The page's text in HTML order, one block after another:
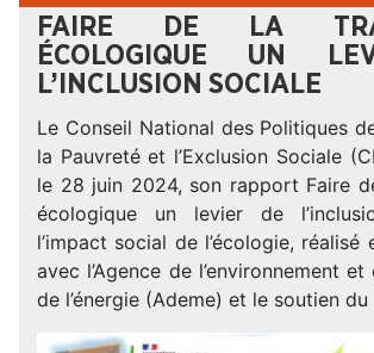
FAIRE DE LA
ÉCOLOGIQUE UN
L’INCLUSION SOCIALE
Le Conseil National des Politiques
la Pauvreté et l’Exclusion Sociale
le 28 juin 2024, son rapport Faire
écologique un levier de
l’impact social de l’écologie, réalisé
avec l’Agence de l’environnement
de l’énergie (Ademe) et le soutien du